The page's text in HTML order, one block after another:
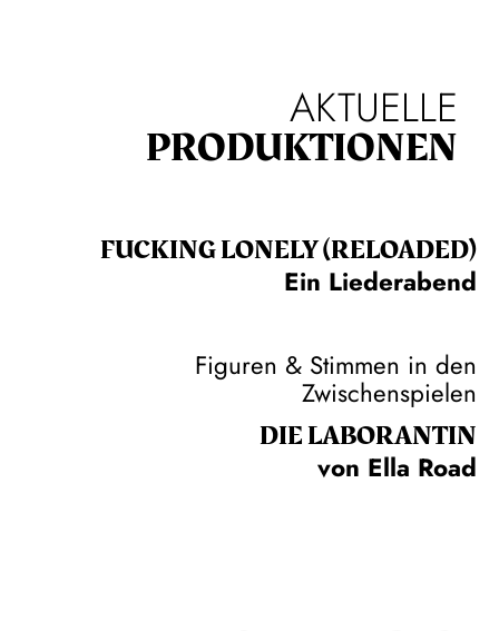
AKTUELLE
PRODUKTIONEN
FUCKING LONELY (RELOADED)
Ein Liederabend
Figuren & Stimmen in den
Zwischenspielen
DIE LA­BO­RAN­TIN
von Ella Road